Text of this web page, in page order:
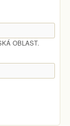
OBLAST.